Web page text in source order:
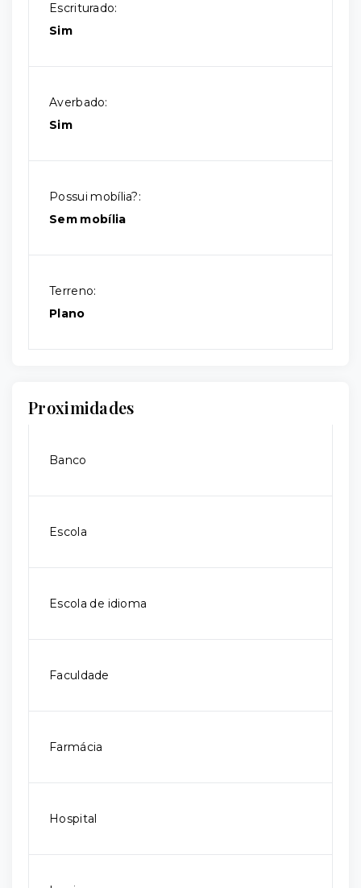
Escriturado:
Sim
Averbado:
Sim
Possui mobília?:
Sem mobília
Terreno:
Plano
Proximidades
Banco
Escola
Escola de idioma
Faculdade
Farmácia
Hospital